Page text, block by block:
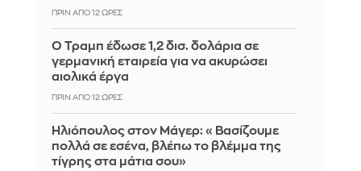
ΠΡΙΝ ΑΠΌ 12 ΏΡΕΣ
Ο Τραμπ έδωσε 1,2 δισ. δολάρια σε
γερμανική εταιρεία για να ακυρώσει
αιολικά έργα
ΠΡΙΝ ΑΠΌ 12 ΏΡΕΣ
Ηλιόπουλος στον Μάγερ: «Βασίζουμε
πολλά σε εσένα, βλέπω το βλέμμα της
τίγρης στα μάτια σου»